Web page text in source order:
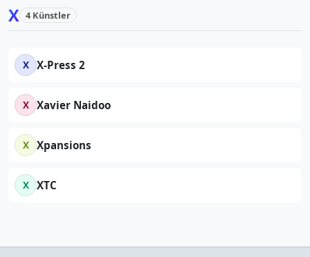
X 4 Künstler
X X-Press 2
X Xavier Naidoo
X Xpansions
X XTC